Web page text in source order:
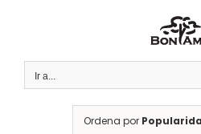
Ir a...
Ordena por